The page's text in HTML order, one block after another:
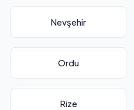
Nevşehir
Ordu
Rize